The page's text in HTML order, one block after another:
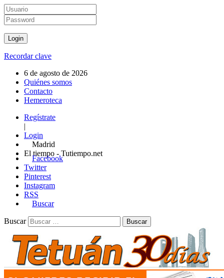
Recordar clave
6 de agosto de 2026
Quiénes somos
Contacto
Hemeroteca
Regístrate
|
Login
Madrid
El tiempo - Tutiempo.net
Facebook
Twitter
Pinterest
Instagram
RSS
Buscar
Buscar